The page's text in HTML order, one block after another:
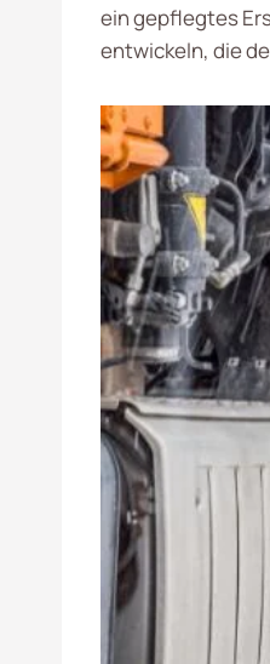
ein gepflegtes
entwickeln, die